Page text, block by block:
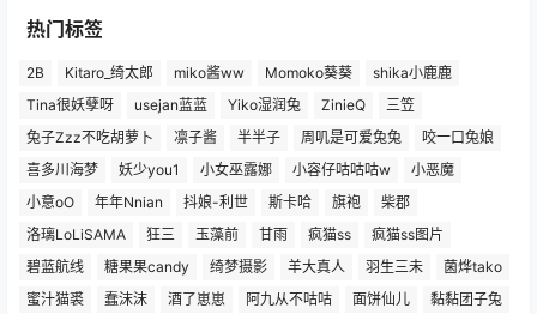
热门标签
2B Kitaro_绮太郎 miko酱ww Momoko葵葵
shika小鹿鹿
Tina很妖孽呀
usejan蓝蓝 Yiko湿润兔 ZinieQ
三笠
兔子Zzz不吃胡萝卜
凛子酱 半半子 周叽是可爱兔兔
咬一口兔娘
喜多川海梦
妖少you1 小女巫露娜 小容仔咕咕咕w
小恶魔
小意oO
年年Nnian 抖娘-利世 斯卡哈 旗袍
柴郡
洛璃LoLiSAMA
狂三 玉藻前 甘雨 疯猫ss
疯猫ss图片
碧蓝航线
糖果果candy 绮梦摄影 羊大真人 羽生三未
菌烨tako
蜜汁猫裘
蠢沫沫 酒了崽崽 阿九从不咕咕 面饼仙儿
黏黏团子兔